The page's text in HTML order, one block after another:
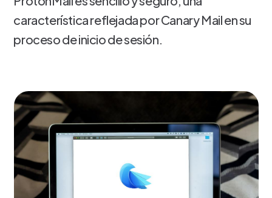
característica reflejada por Canary Mail en su
proceso de inicio de sesión.